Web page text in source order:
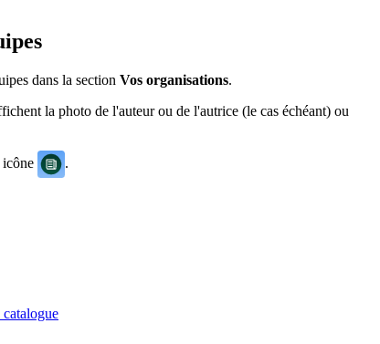
dans la section Vos organisations.
la photo de l'auteur ou de l'autrice (le cas échéant) ou